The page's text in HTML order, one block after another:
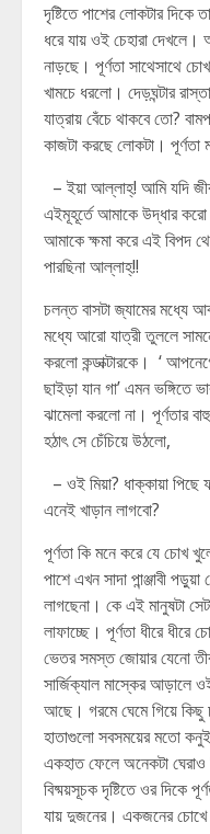
দৃষ্টিতে পাশের লোকটার
ধরে যায় ওই চেহারা
নাড়ছে। পূর্ণতা সাথেসাথে
খামচে ধরলো। দেড়ঘন্টার
যাত্রায় বেঁচে থাকবে তো?
কাজটা করছে লোকটা।
– ইয়া আল্লাহ্! আমি যদি
এইমূহূর্তে আমাকে উদ্ধার
আমাকে ক্ষমা করে এই বিপদ
পারছিনা আল্লাহ্!!
চলন্ত বাসটা জ্যামের মধ্যে
মধ্যে আরো যাত্রী তুললে
করলো কন্ডাক্টারকে। ‘
ছাইড়া যান গা’ এমন ভঙ্গিতে
ঝামেলা করলো না। পূর্ণতার
হঠাৎ সে চেঁচিয়ে উঠলো,
– ওই মিয়া? ধাক্কায়া
এনেই খাড়ান লাগবো?
পূর্ণতা কি মনে করে যে চোখ
পাশে এখন সাদা পান্ঞ্জাবী
লাগছেনা। কে এই মানুষটা
লাফাচ্ছে। পূর্ণতা ধীরে ধীরে
ভেতর সমস্ত জোয়ার যেনো
সার্জিক্যাল মাস্কের আড়ালে
আছে। গরমে ঘেমে গিয়ে কিছু
হাতাগুলো সবসময়ের মতো
একহাত ফেলে অনেকটা ঘেরাও
বিষ্ময়সূচক দৃষ্টিতে ওর দিকে
যায় দুজনের। একজনের চোখে